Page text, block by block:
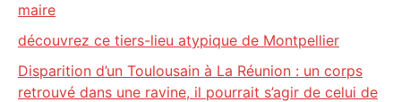
maire
découvrez ce tiers-lieu atypique de Montpellier
Disparition d’un Toulousain à La Réunion : un corps
retrouvé dans une ravine, il pourrait s’agir de celui de